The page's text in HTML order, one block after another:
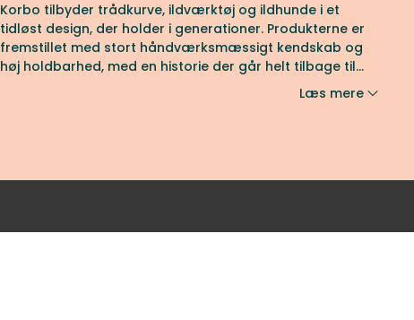
Korbo tilbyder trådkurve, ildværktøj og ildhunde i et
tidløst design, der holder i generationer. Produkterne er
fremstillet med stort håndværksmæssigt kendskab og
høj holdbarhed, med en historie der går helt tilbage til
Læs mere